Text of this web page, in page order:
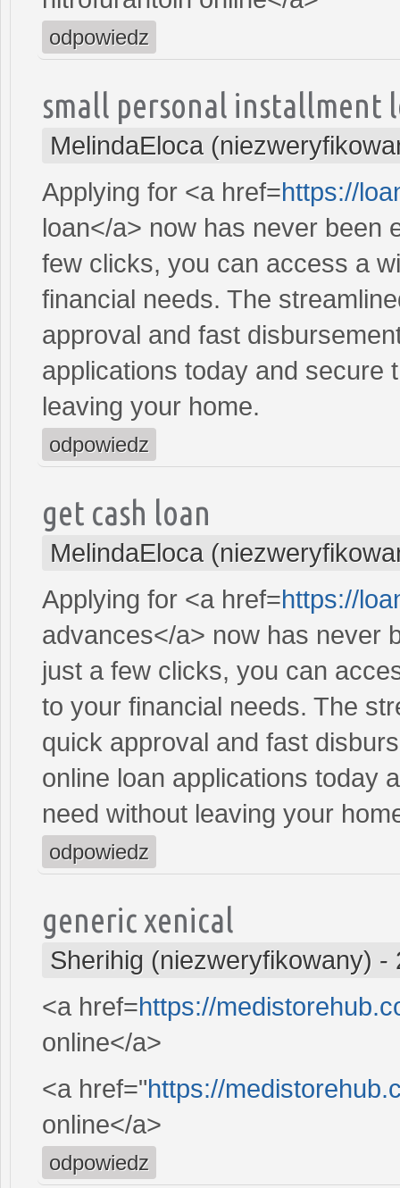
odpowiedz
small personal installment
MelindaEloca
Applying for <a href=https://
loan</a> now has never been
few clicks, you can access a
financial needs. The
approval and fast
applications today and secure
leaving your home.
odpowiedz
get cash loan
MelindaEloca
Applying for <a href=https://
advances</a> now has never
just a few clicks, you can
to your financial needs. The
quick approval and fast
online loan applications today
need without leaving your
odpowiedz
generic xenical
Sherihig (niezweryfikowany) -
<a href=https://
online</a>
<a href="https://
online</a>
odpowiedz